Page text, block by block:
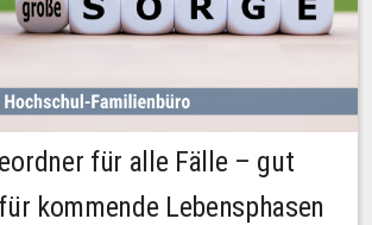
für alle Fälle – gut
kommende Lebensphasen